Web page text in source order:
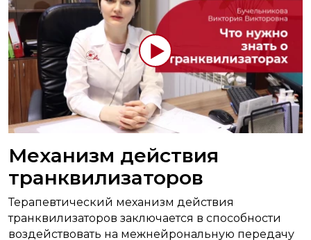
Механизм действия
транквилизаторов
Терапевтический механизм действия
транквилизаторов заключается в способности
воздействовать на межнейрональную передачу